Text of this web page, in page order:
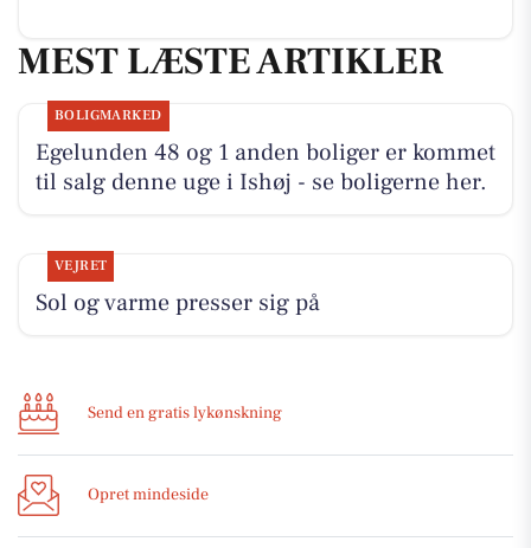
MEST LÆSTE ARTIKLER
BOLIGMARKED
Egelunden 48 og 1 anden boliger er kommet
til salg denne uge i Ishøj - se boligerne her.
VEJRET
Sol og varme presser sig på
Send en gratis lykønskning
Opret mindeside